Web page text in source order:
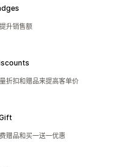
升销售额
折扣和赠品来提高客单价
赠品和买一送一优惠